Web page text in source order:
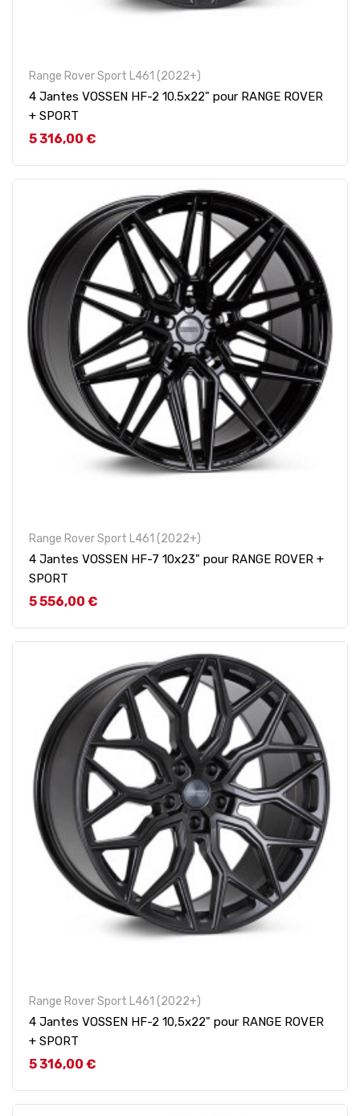
Range Rover Sport L461 (2022+)
4 Jantes VOSSEN HF-2 10.5x22" pour RANGE ROVER
+ SPORT
Prix
5 316,00 €
Range Rover Sport L461 (2022+)
4 Jantes VOSSEN HF-7 10x23" pour RANGE ROVER +
SPORT
Prix
5 556,00 €
Range Rover Sport L461 (2022+)
4 Jantes VOSSEN HF-2 10,5x22" pour RANGE ROVER
+ SPORT
Prix
5 316,00 €